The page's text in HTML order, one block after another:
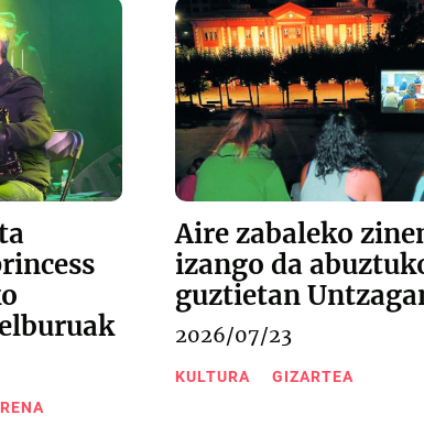
Aire zabaleko
izango da
guztietan
2026/07/23
KULTURA GIZARTEA